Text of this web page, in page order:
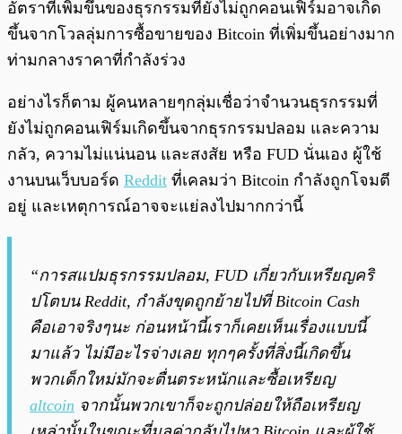
อัตราที่เพิ่มขึ้นของธุรกรรมที่ยังไม่ถูกคอนเฟิร์มอาจเกิด
ขึ้นจากโวลลุ่มการซื้อขายของ Bitcoin ที่เพิ่มขึ้นอย่างมาก
ท่ามกลางราคาที่กำลังร่วง
อย่างไรก็ตาม ผู้คนหลายๆกลุ่มเชื่อว่าจำนวนธุรกรรมที่
ยังไม่ถูกคอนเฟิร์มเกิดขึ้นจากธุรกรรมปลอม และความ
กลัว, ความไม่แน่นอน และสงสัย หรือ FUD นั่นเอง ผู้ใช้
งานบนเว็บบอร์ด Reddit ที่เคลมว่า Bitcoin กำลังถูกโจมตี
อยู่ และเหตุการณ์อาจจะแย่ลงไปมากกว่านี้
“การสแปมธุรกรรมปลอม, FUD เกี่ยวกับเหรียญคริ
ปโตบน Reddit, กำลังขุดถูกย้ายไปที่ Bitcoin Cash
คือเอาจริงๆนะ ก่อนหน้านี้เราก็เคยเห็นเรื่องแบบนี้
มาแล้ว ไม่มีอะไรจ่างเลย ทุกๆครั้งที่สิ่งนี้เกิดขึ้น
พวกเด็กใหม่มักจะตื่นตระหนักและซื้อเหรียญ
altcoin จากนั้นพวกเขาก็จะถูกปล่อยให้ถือเหรียญ